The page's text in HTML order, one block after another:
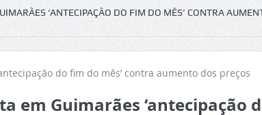
‘ANTECIPAÇÃO DO FIM DO MÊS’ CONTRA
em Guimarães ‘antecipação